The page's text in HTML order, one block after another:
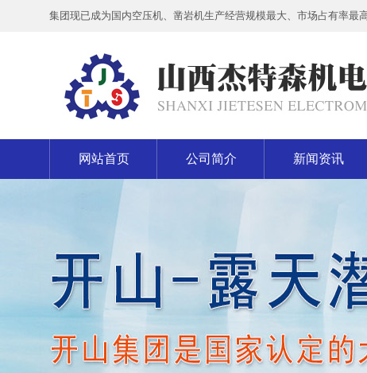
集团现已成为国内空压机、凿岩机生产经营规模最大、市场占有率最
网站首页 公司简介 新闻资讯